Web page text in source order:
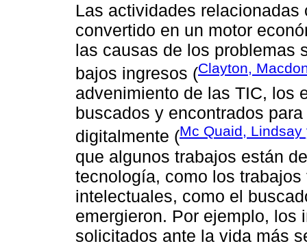
Las actividades
convertido en un motor
las causas de los problemas
bajos ingresos (Clayton,
advenimiento de las TIC, los
buscados y encontrados
digitalmente (Mc Quaid, Lindsay
que algunos trabajos están
tecnología, como los
intelectuales, como el
emergieron. Por ejemplo,
solicitados ante la vida más